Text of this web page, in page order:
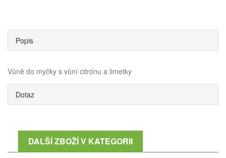
Popis
Vůně do myčky s vůní citrónu a limetky
Dotaz
DALŠÍ ZBOŽÍ V KATEGORII